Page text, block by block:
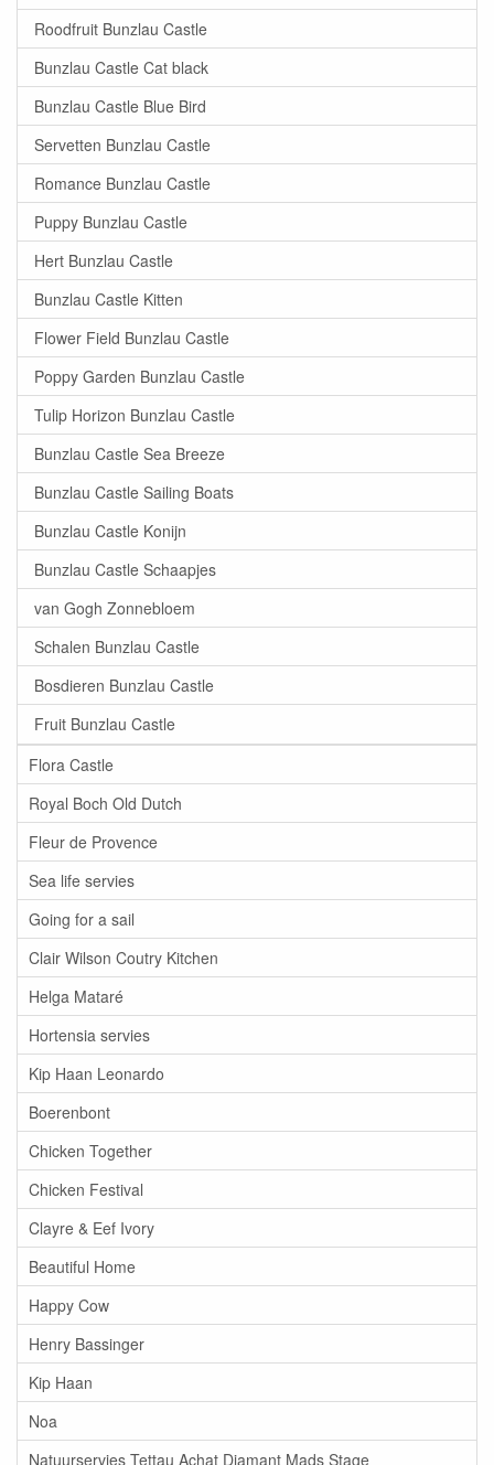
Roodfruit Bunzlau Castle
Bunzlau Castle Cat black
Bunzlau Castle Blue Bird
Servetten Bunzlau Castle
Romance Bunzlau Castle
Puppy Bunzlau Castle
Hert Bunzlau Castle
Bunzlau Castle Kitten
Flower Field Bunzlau Castle
Poppy Garden Bunzlau Castle
Tulip Horizon Bunzlau Castle
Bunzlau Castle Sea Breeze
Bunzlau Castle Sailing Boats
Bunzlau Castle Konijn
Bunzlau Castle Schaapjes
van Gogh Zonnebloem
Schalen Bunzlau Castle
Bosdieren Bunzlau Castle
Fruit Bunzlau Castle
Flora Castle
Royal Boch Old Dutch
Fleur de Provence
Sea life servies
Going for a sail
Clair Wilson Coutry Kitchen
Helga Mataré
Hortensia servies
Kip Haan Leonardo
Boerenbont
Chicken Together
Chicken Festival
Clayre & Eef Ivory
Beautiful Home
Happy Cow
Henry Bassinger
Kip Haan
Noa
Natuurservies Tettau Achat Diamant Mads Stage